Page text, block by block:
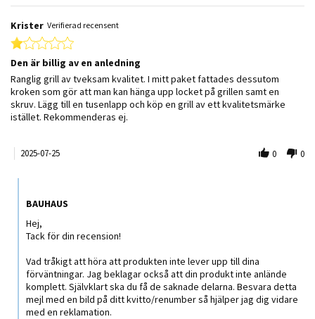
Krister Verifierad recensent
1.0 star rating
Den är billig av en anledning
Review by Krister on 25 Jul 2025
review stating Den är billig av en anledning
Ranglig grill av tveksam kvalitet. I mitt paket fattades dessutom
kroken som gör att man kan hänga upp locket på grillen samt en
skruv. Lägg till en tusenlapp och köp en grill av ett kvalitetsmärke
istället. Rekommenderas ej.
2025-07-25 0 0
BAUHAUS
Hej,
Tack för din recension!
Vad tråkigt att höra att produkten inte lever upp till dina
förväntningar. Jag beklagar också att din produkt inte anlände
komplett. Självklart ska du få de saknade delarna. Besvara detta
mejl med en bild på ditt kvitto/renumber så hjälper jag dig vidare
med en reklamation.